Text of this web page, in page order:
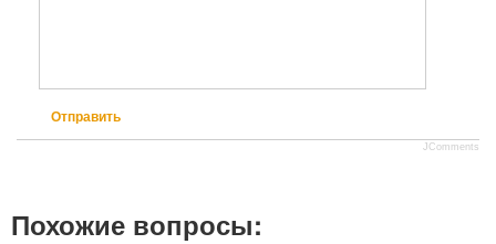
Отправить
JComments
Похожие вопросы: